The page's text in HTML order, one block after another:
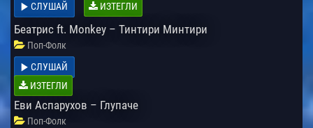
СЛУШАЙ
ИЗТЕГЛИ
Беатрис ft. Monkey – Тинтири Минтири
Поп-Фолк
СЛУШАЙ
ИЗТЕГЛИ
Еви Аспарухов – Глупаче
Поп-Фолк